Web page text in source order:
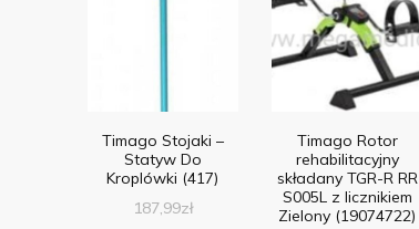
Timago Stojaki –
Statyw Do
Kroplówki (417)
187,99zł
Timago Rotor
rehabilitacyjny
składany TGR-R RR
S005L z licznikiem
Zielony (19074722)